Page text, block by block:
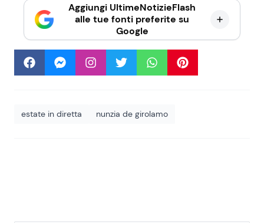
Aggiungi UltimeNotizieFlash
alle tue fonti preferite su
Google
estate in diretta nunzia de girolamo